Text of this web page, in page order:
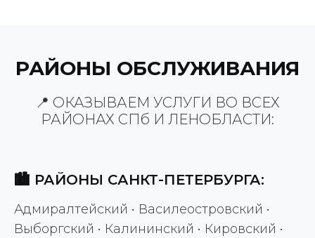
РАЙОНЫ ОБСЛУЖИВАНИЯ
📍 ОКАЗЫВАЕМ УСЛУГИ ВО ВСЕХ
РАЙОНАХ СПб И ЛЕНОБЛАСТИ:
🏙️ РАЙОНЫ САНКТ-ПЕТЕРБУРГА:
Адмиралтейский • Василеостровский •
Выборгский • Калининский • Кировский •